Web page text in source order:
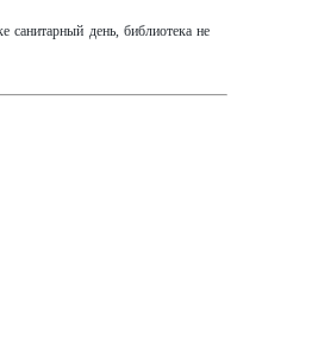
санитарный день, библиотека не